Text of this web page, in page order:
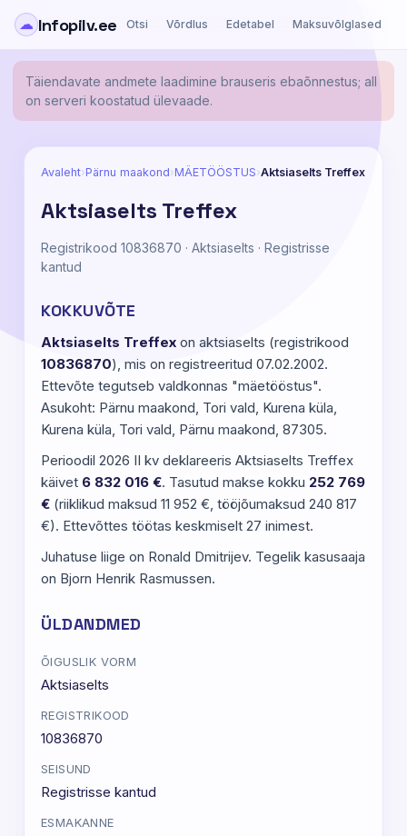
☁ Infopilv.ee Otsi Võrdlus Edetabel Maksuvõlglased
Täiendavate andmete laadimine brauseris ebaõnnestus; all
on serveri koostatud ülevaade.
Avaleht›Pärnu maakond›MÄETÖÖSTUS›Aktsiaselts Treffex
Aktsiaselts Treffex
Registrikood 10836870 · Aktsiaselts · Registrisse
kantud
KOKKUVÕTE
Aktsiaselts Treffex on aktsiaselts (registrikood
10836870), mis on registreeritud 07.02.2002.
Ettevõte tegutseb valdkonnas "mäetööstus".
Asukoht: Pärnu maakond, Tori vald, Kurena küla,
Kurena küla, Tori vald, Pärnu maakond, 87305.
Perioodil 2026 II kv deklareeris Aktsiaselts Treffex
käivet 6 832 016 €. Tasutud makse kokku 252 769
€ (riiklikud maksud 11 952 €, tööjõumaksud 240 817
€). Ettevõttes töötas keskmiselt 27 inimest.
Juhatuse liige on Ronald Dmitrijev. Tegelik kasusaaja
on Bjorn Henrik Rasmussen.
ÜLDANDMED
ÕIGUSLIK VORM
Aktsiaselts
REGISTRIKOOD
10836870
SEISUND
Registrisse kantud
ESMAKANNE